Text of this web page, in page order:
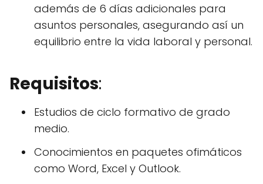
además de 6 días adicionales para
asuntos personales, asegurando así un
equilibrio entre la vida laboral y personal.
Requisitos:
Estudios de ciclo formativo de grado
medio.
Conocimientos en paquetes ofimáticos
como Word, Excel y Outlook.